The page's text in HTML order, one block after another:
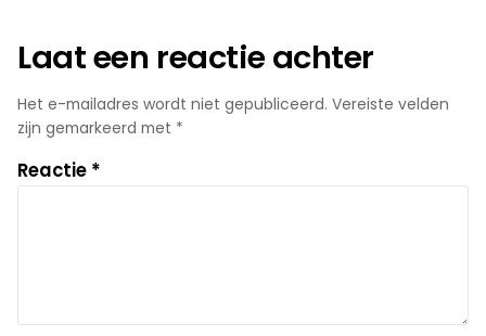
Laat een reactie achter
Het e-mailadres wordt niet gepubliceerd. Vereiste velden
zijn gemarkeerd met *
Reactie *